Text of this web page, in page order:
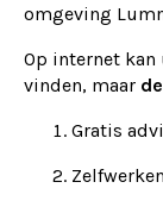
omgeving
Op internet
vinden, maar
Gratis